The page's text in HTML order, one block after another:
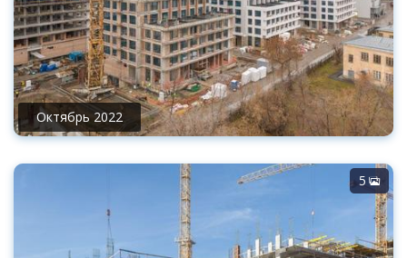
Октябрь 2022
5